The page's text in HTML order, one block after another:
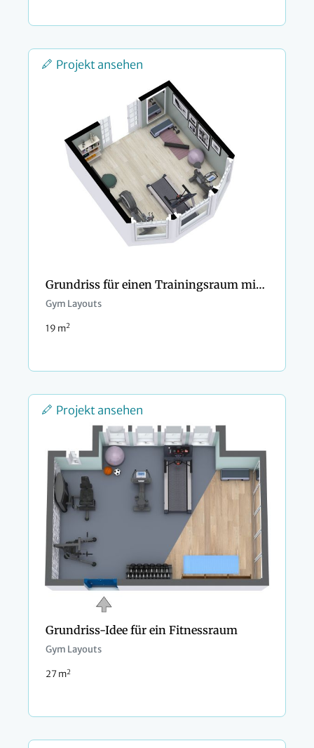
Projekt ansehen
Grundriss für einen Trainingsraum mit Erkerfenster
Gym Layouts
19 m2
Projekt ansehen
Grundriss-Idee für ein Fitnessraum
Gym Layouts
27 m2